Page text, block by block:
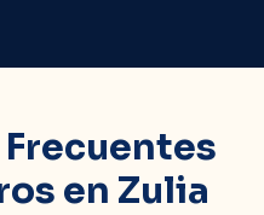
en Zulia